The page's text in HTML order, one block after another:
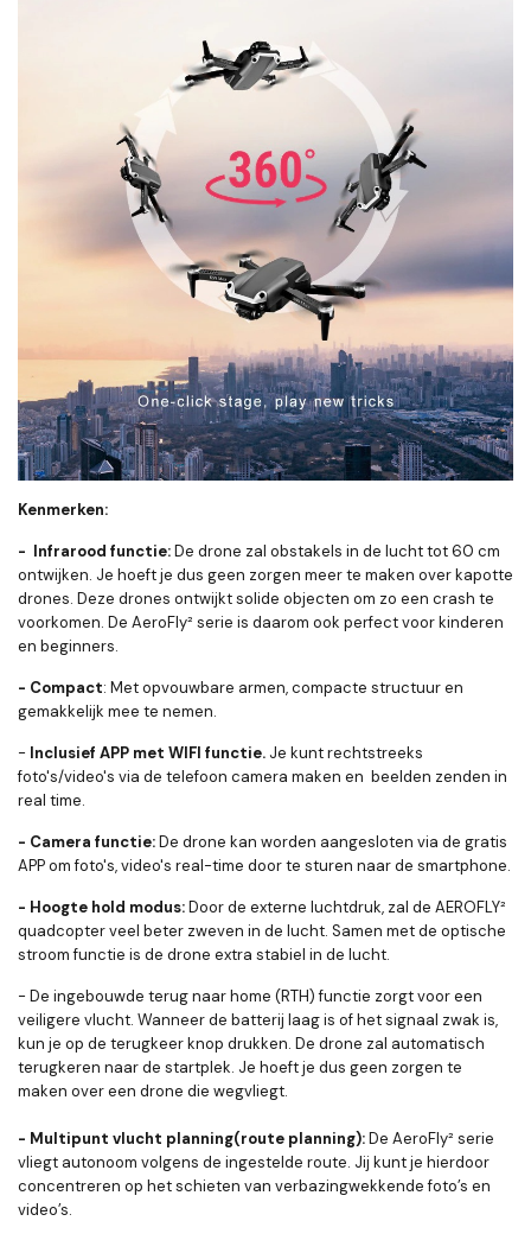
Kenmerken:
- Infrarood functie:De drone zal obstakels in de lucht tot 60 cm
ontwijken. Je hoeft je dus geen zorgen meer te maken over kapotte
drones. Deze drones ontwijkt solide objecten om zo een crash te
voorkomen. De AeroFly² serie is daarom ook perfect voor kinderen
en beginners.
- Compact: Met opvouwbare armen, compacte structuur en
gemakkelijk mee te nemen.
- Inclusief APP met WIFI functie. Je kunt rechtstreeks
foto's/video's via de telefoon camera maken en beelden zenden in
real time.
- Camera functie:De drone kan worden aangesloten via de gratis
APP om foto's, video's real-time door te sturen naar de smartphone.
- Hoogte hold modus:Door de externe luchtdruk, zal de AEROFLY²
quadcopter veel beter zweven in de lucht. Samen met de optische
stroom functie is de drone extra stabiel in de lucht.
- De ingebouwde terug naar home (RTH)functie zorgt voor een
veiligere vlucht. Wanneer de batterij laag is of het signaal zwak is,
kun je op de terugkeer knop drukken. De drone zal automatisch
terugkeren naar de startplek. Je hoeft je dus geen zorgen te
maken over een drone die wegvliegt.
- Multipunt vlucht planning(route planning):De AeroFly² serie
vliegt autonoom volgens de ingestelde route. Jij kunt je hierdoor
concentreren op het schieten van verbazingwekkende foto’s en
video’s.